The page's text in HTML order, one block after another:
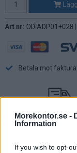
Morekontor.se -
Information
If you wish to opt-
Art nr: ODIADP01+028 |
Betala mot